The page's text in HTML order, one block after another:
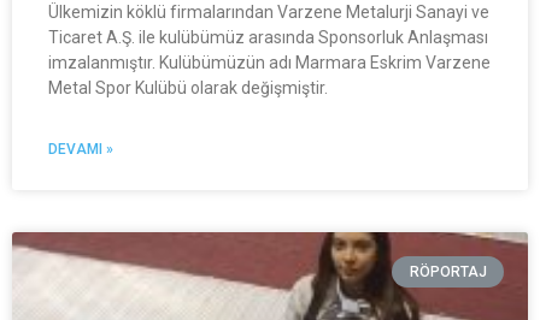
Ülkemizin köklü firmalarından Varzene Metalurji Sanayi ve
Ticaret A.Ş. ile kulübümüz arasında Sponsorluk Anlaşması
imzalanmıştır. Kulübümüzün adı Marmara Eskrim Varzene
Metal Spor Kulübü olarak değişmiştir.
DEVAMI »
RÖPORTAJ